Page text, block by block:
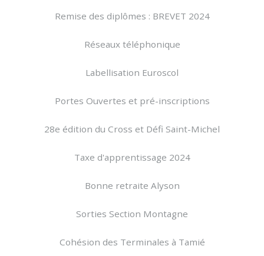
Remise des diplômes : BREVET 2024
Réseaux téléphonique
Labellisation Euroscol
Portes Ouvertes et pré-inscriptions
28e édition du Cross et Défi Saint-Michel
Taxe d'apprentissage 2024
Bonne retraite Alyson
Sorties Section Montagne
Cohésion des Terminales à Tamié